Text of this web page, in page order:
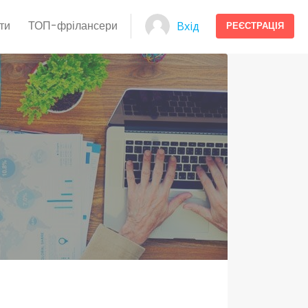
ТОП-фрілансери Вхід РЕЄСТРАЦІЯ